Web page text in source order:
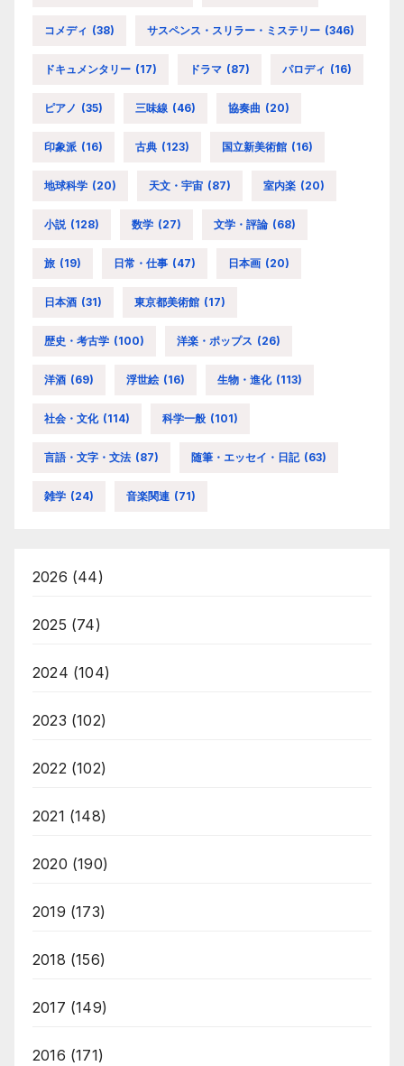
コメディ (38) サスペンス・スリラー・ミステリー (346)
ドキュメンタリー (17) ドラマ (87) パロディ (16)
ピアノ (35) 三味線 (46) 協奏曲 (20)
印象派 (16) 古典 (123) 国立新美術館 (16)
地球科学 (20) 天文・宇宙 (87) 室内楽 (20)
小説 (128) 数学 (27) 文学・評論 (68)
旅 (19) 日常・仕事 (47) 日本画 (20)
日本酒 (31) 東京都美術館 (17)
歴史・考古学 (100) 洋楽・ポップス (26)
洋酒 (69) 浮世絵 (16) 生物・進化 (113)
社会・文化 (114) 科学一般 (101)
言語・文字・文法 (87) 随筆・エッセイ・日記 (63)
雑学 (24) 音楽関連 (71)
2026 (44)
2025 (74)
2024 (104)
2023 (102)
2022(102)
2021 (148)
2020 (190)
2019 (173)
2018 (156)
2017 (149)
2016 (171)